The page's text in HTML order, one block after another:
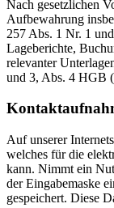
Nach gesetzlichen
Aufbewahrung
257 Abs. 1 Nr. 1
Lageberichte,
relevanter
und 3, Abs. 4 HGB
Auf unserer
welches für die
kann. Nimmt ein
der Eingabemaske
gespeichert. Diese